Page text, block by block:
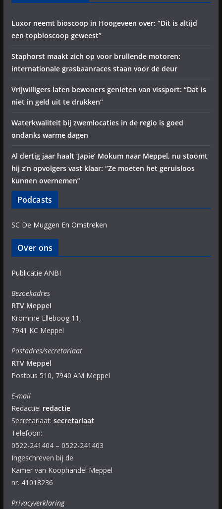
Luxor neemt bioscoop in Hoogeveen over: “Dit is altijd
een topbioscoop geweest”
Staphorst maakt zich op voor brullende motoren:
internationale grasbaanraces staan voor de deur
Vrijwilligers laten bewoners genieten van vissport: “Dat is
niet in geld uit te drukken”
Waterkwaliteit bij zwemlocaties in de regio is goed
ondanks warme dagen
Al dertig jaar haalt ‘Japie’ Mokum naar Meppel, nu stoomt
hij z’n opvolgers vast klaar: “Ze moeten het geruisloos
kunnen overnemen”
Podcasts
SC De Muggen En Omstreken
Over ons
Publicatie ANBI
Bezoekadres
RTV Meppel
Kromme Elleboog 11,
7941 KC Meppel
Postadres/secretariaat
RTV Meppel
Postbus 510, 7940 AM Meppel
E-mail
Redactie: redactie
Secretariaat: secretariaat
Telefoon:
0522-241404 – 0522-241403
Ingeschreven bij de
Kamer van Koophandel Meppel
nr. 41018236
Privacyverklaring